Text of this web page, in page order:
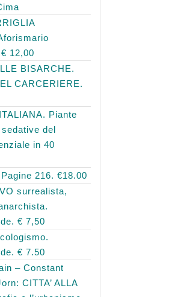
12,00
BISARCHE.
CARCERIERE.
Piante
del
in 40
216. €18.00
surrealista,
€ 7,50
€ 7.50
– Constant
CITTA’ ALLA